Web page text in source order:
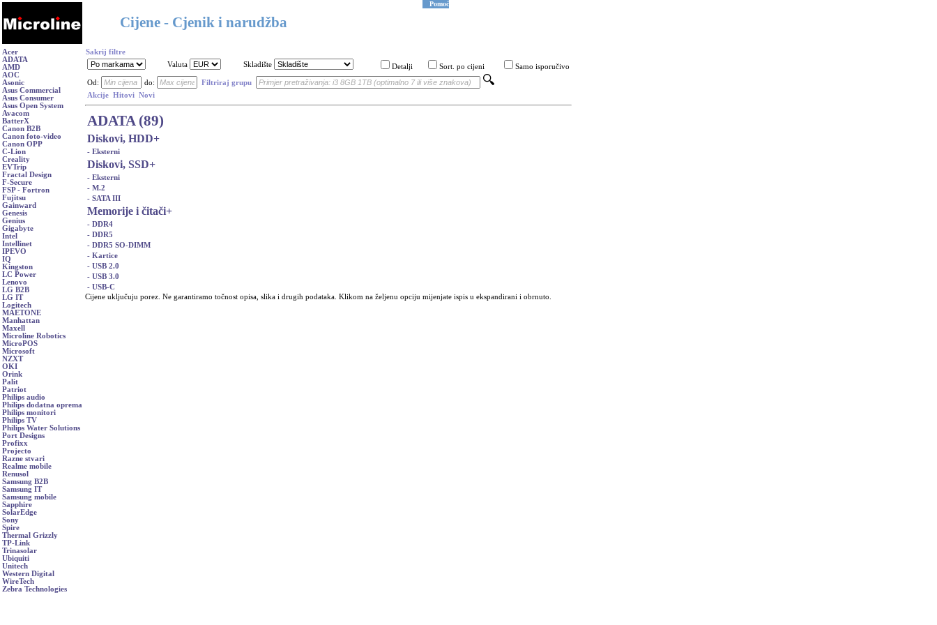
Cijene - Cjenik i narudžba
Pomoć
Acer
ADATA
AMD
AOC
Asonic
Asus Commercial
Asus Consumer
Asus Open System
Avacom
BatterX
Canon B2B
Canon foto-video
Canon OPP
C-Lion
Creality
EVTrip
Fractal Design
F-Secure
FSP - Fortron
Fujitsu
Gainward
Genesis
Genius
Gigabyte
Intel
Intellinet
IPEVO
IQ
Kingston
LC Power
Lenovo
LG B2B
LG IT
Logitech
MAETONE
Manhattan
Maxell
Microline Robotics
MicroPOS
Microsoft
NZXT
OKI
Orink
Palit
Patriot
Philips audio
Philips dodatna oprema
Philips monitori
Philips TV
Philips Water Solutions
Port Designs
Profixx
Projecto
Razne stvari
Realme mobile
Renusol
Samsung B2B
Samsung IT
Samsung mobile
Sapphire
SolarEdge
Sony
Spire
Thermal Grizzly
TP-Link
Trinasolar
Ubiquiti
Unitech
Western Digital
WireTech
Zebra Technologies
Sakrij filtre
Valuta
Skladište Detalji Sort. po cijeni Samo isporučivo
Od: do:
Filtriraj grupu
Akcije Hitovi Novi
ADATA (89)
Diskovi, HDD+
- Eksterni
Diskovi, SSD+
- Eksterni
- M.2
- SATA III
Memorije i čitači+
- DDR4
- DDR5
- DDR5 SO-DIMM
- Kartice
- USB 2.0
- USB 3.0
- USB-C
Cijene uključuju porez. Ne garantiramo točnost opisa, slika i drugih podataka. Klikom na željenu opciju mijenjate ispis u ekspandirani i obrnuto.